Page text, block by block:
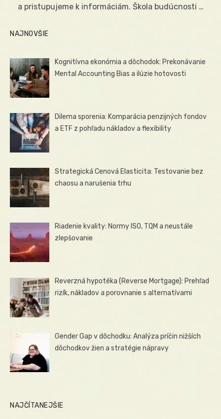
a pristupujeme k informáciám. Škola budúcnosti …
NAJNOVŠIE
Kognitívna ekonómia a dôchodok: Prekonávanie
Mental Accounting Bias a ilúzie hotovosti
Dilema sporenia: Komparácia penzijných fondov
a ETF z pohľadu nákladov a flexibility
Strategická Cenová Elasticita: Testovanie bez
chaosu a narušenia trhu
Riadenie kvality: Normy ISO, TQM a neustále
zlepšovanie
Reverzná hypotéka (Reverse Mortgage): Prehľad
rizík, nákladov a porovnanie s alternatívami
Gender Gap v dôchodku: Analýza príčin nižších
dôchodkov žien a stratégie nápravy
NAJČÍTANEJŠIE